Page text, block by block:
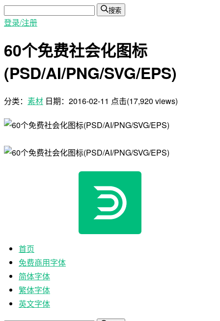
搜索
登录/注册
60个免费社会化图标
(PSD/AI/PNG/SVG/EPS)
分类： 素材 日期： 2016-02-11 点击(17,920 views)
首页
免费商用字体
简体字体
繁体字体
英文字体